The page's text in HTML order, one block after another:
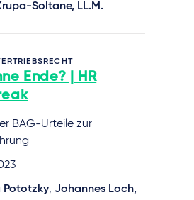
Soltane, LL.M.
Ende? | HR
BAG-Urteile zur
Pototzky, Johannes Loch,